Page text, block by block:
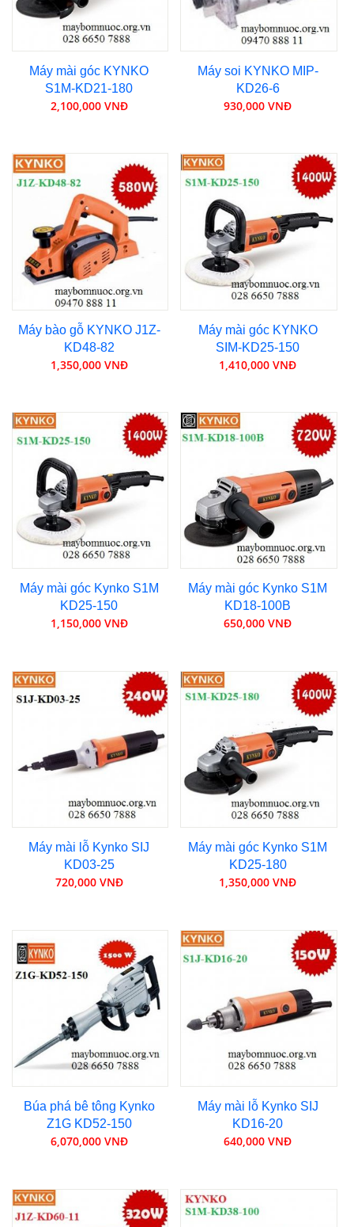
Máy mài góc KYNKO
S1M-KD21-180
2,100,000 VNĐ
Máy soi KYNKO MIP-
KD26-6
930,000 VNĐ
Máy bào gỗ KYNKO J1Z-
KD48-82
1,350,000 VNĐ
Máy mài góc KYNKO
SIM-KD25-150
1,410,000 VNĐ
Máy mài góc Kynko S1M
KD25-150
1,150,000 VNĐ
Máy mài góc Kynko S1M
KD18-100B
650,000 VNĐ
Máy mài lỗ Kynko SIJ
KD03-25
720,000 VNĐ
Máy mài góc Kynko S1M
KD25-180
1,350,000 VNĐ
Búa phá bê tông Kynko
Z1G KD52-150
6,070,000 VNĐ
Máy mài lỗ Kynko SIJ
KD16-20
640,000 VNĐ